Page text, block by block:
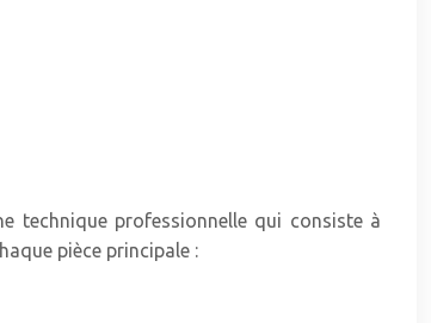
technique professionnelle qui consiste à
pièce principale :